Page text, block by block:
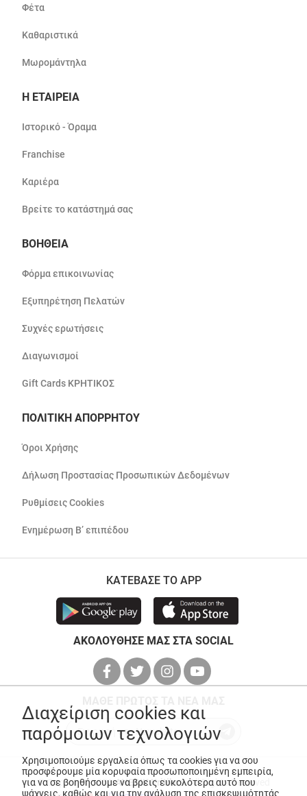
Φέτα
Καθαριστικά
Μωρομάντηλα
Η ΕΤΑΙΡΕΙΑ
Ιστορικό - Όραμα
Franchise
Καριέρα
Βρείτε το κατάστημά σας
ΒΟΗΘΕΙΑ
Φόρμα επικοινωνίας
Εξυπηρέτηση Πελατών
Συχνές ερωτήσεις
Διαγωνισμοί
Gift Cards ΚΡΗΤΙΚΟΣ
ΠΟΛΙΤΙΚΗ ΑΠΟΡΡΗΤΟΥ
Όροι Χρήσης
Δήλωση Προστασίας Προσωπικών Δεδομένων
Ρυθμίσεις Cookies
Ενημέρωση Β’ επιπέδου
ΚΑΤΕΒΑΣΕ ΤΟ APP
ΑΚΟΛΟΥΘΗΣΕ ΜΑΣ ΣΤΑ SOCIAL
© Copyright 2026ANEDIK Kritikos. All Rights Reserved
Διαχείριση cookies και
παρόμοιων τεχνολογιών
Χρησιμοποιούμε εργαλεία όπως τα cookies για να σου
προσφέρουμε μία κορυφαία προσωποποιημένη εμπειρία,
για να σε βοηθήσουμε να βρεις ευκολότερα αυτό που
ψάχνεις, καθώς και για την ανάλυση της επισκεψιμότητάς